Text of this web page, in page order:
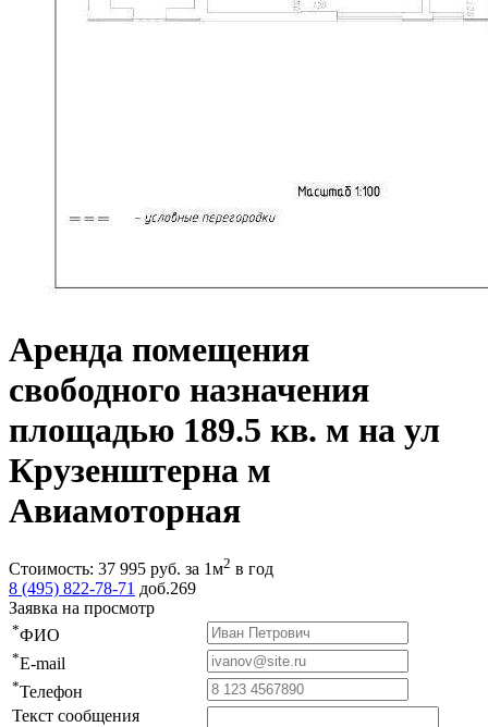
Аренда помещения
свободного назначения
площадью 189.5 кв. м на ул
Крузенштерна м
Авиамоторная
Стоимость: 37 995 руб. за 1м2 в год
8 (495) 822-78-71 доб.269
Заявка на просмотр
*ФИО
*E-mail
*Телефон
Текст сообщения